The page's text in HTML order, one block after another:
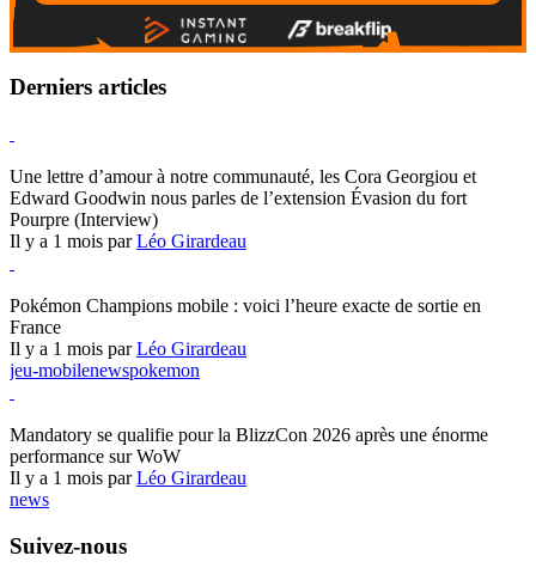
Derniers articles
Une lettre d’amour à notre communauté, les Cora Georgiou et
Edward Goodwin nous parles de l’extension Évasion du fort
Pourpre (Interview)
Il y a 1 mois parLéo Girardeau
Pokémon Champions mobile : voici l’heure exacte de sortie en
France
Il y a 1 mois parLéo Girardeau
jeu-mobilenewspokemon
Mandatory se qualifie pour la BlizzCon 2026 après une énorme
performance sur WoW
Il y a 1 mois parLéo Girardeau
news
Suivez-nous